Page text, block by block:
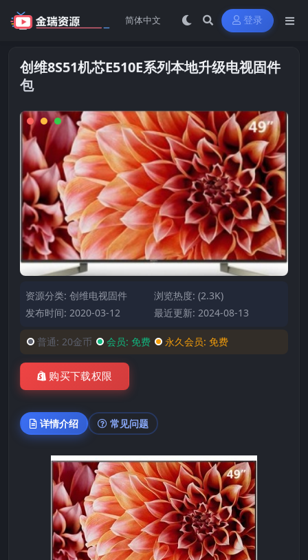
登录
创维8S51机芯E510E系列本地升级电视固件
包
资源分类: 创维电视固件
浏览热度: (2.3K)
发布时间: 2020-03-12
最近更新: 2024-08-13
普通: 20金币 会员: 免费 永久会员: 免费
购买下载权限
详情介绍 常见问题